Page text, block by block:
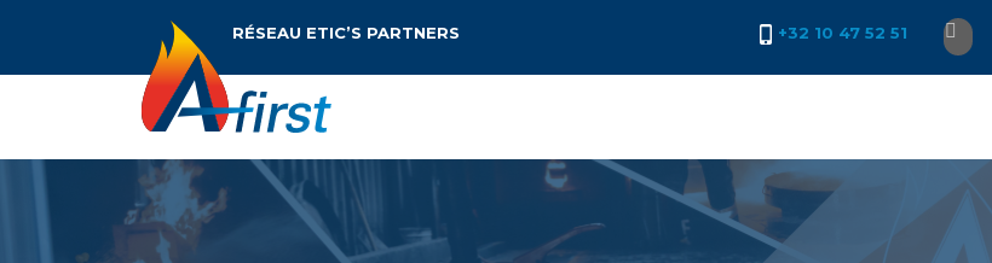
main
RÉSEAU ETIC’S PARTNERS +32 10 47 52 51